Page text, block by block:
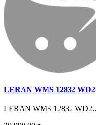
LERAN WMS 12832 WD2
LERAN WMS 12832 WD2..